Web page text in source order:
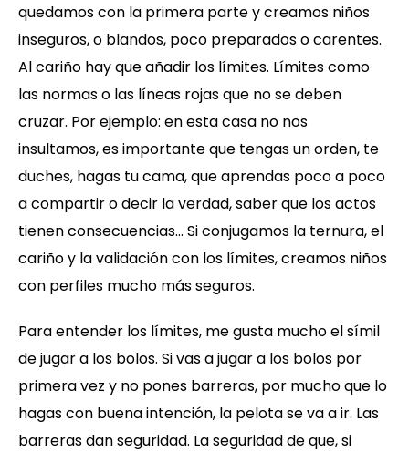
quedamos con la primera parte y creamos niños
inseguros, o blandos, poco preparados o carentes.
Al cariño hay que añadir los límites. Límites como
las normas o las líneas rojas que no se deben
cruzar. Por ejemplo: en esta casa no nos
insultamos, es importante que tengas un orden, te
duches, hagas tu cama, que aprendas poco a poco
a compartir o decir la verdad, saber que los actos
tienen consecuencias… Si conjugamos la ternura, el
cariño y la validación con los límites, creamos niños
con perfiles mucho más seguros.
Para entender los límites, me gusta mucho el símil
de jugar a los bolos. Si vas a jugar a los bolos por
primera vez y no pones barreras, por mucho que lo
hagas con buena intención, la pelota se va a ir. Las
barreras dan seguridad. La seguridad de que, si